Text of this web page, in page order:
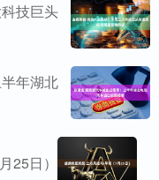
技巨头
年湖北
25日）